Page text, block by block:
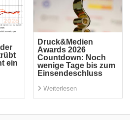
ein
Druck&Medien
Awards 2026
Countdown: Noch
wenige Tage bis zum
Einsendeschluss
Weiterlesen